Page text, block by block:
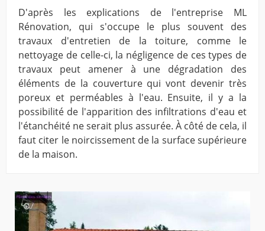
D'après les explications de l'entreprise ML
Rénovation, qui s'occupe le plus souvent des
travaux d'entretien de la toiture, comme le
nettoyage de celle-ci, la négligence de ces types de
travaux peut amener à une dégradation des
éléments de la couverture qui vont devenir très
poreux et perméables à l'eau. Ensuite, il y a la
possibilité de l'apparition des infiltrations d'eau et
l'étanchéité ne serait plus assurée. À côté de cela, il
faut citer le noircissement de la surface supérieure
de la maison.